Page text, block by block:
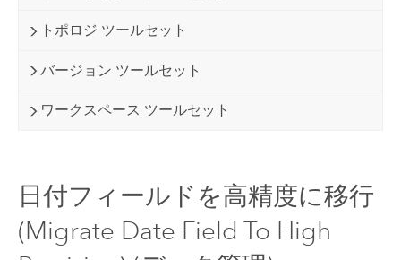
トポロジ ツールセット
バージョン ツールセット
ワークスペース ツールセット
日付フィールドを高精度に移行
(Migrate Date Field To High